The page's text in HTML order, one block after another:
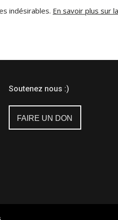
indésirables. En savoir plus sur
Soutenez nous :)
FAIRE UN DON